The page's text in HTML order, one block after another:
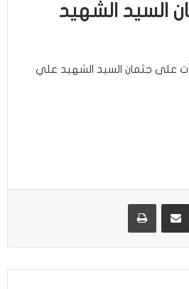
السيد الشهيد
بدأت على جثمان السيد الشهيد علي